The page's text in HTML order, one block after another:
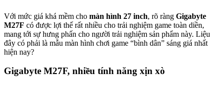
Với mức giá khá mềm cho màn hình 27 inch, rõ ràng Gigabyte
M27F có được lợi thế rất nhiều cho trải nghiệm game toàn diền,
mang tới sự hưng phấn cho người trải nghiệm sản phẩm này. Liệu
đây có phải là mẫu màn hình chơi game “bình dân” sáng giá nhất
hiện nay?
Gigabyte M27F, nhiều tính năng xịn xò